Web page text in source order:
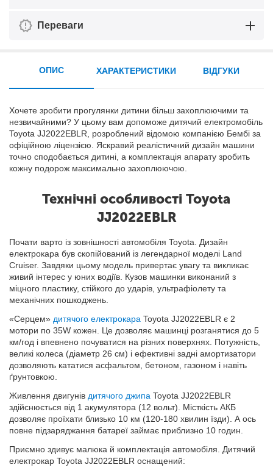
Переваги
ОПИС
Хочете зробити прогулянки дитини більш захоплюючими та
незвичайними? У цьому вам допоможе дитячий електромобіль
Toyota JJ2022EBLR, розроблений відомою компанією Бембі за
офіційною ліцензією. Яскравий реалістичний дизайн машини
точно сподобається дитині, а комплектація апарату зробить
кожну подорож максимально захоплюючою.
Технічні особливості Toyota
JJ2022EBLR
Почати варто із зовнішності автомобіля Toyota. Дизайн
електрокара був скопійований із легендарної моделі Land
Cruiser. Завдяки цьому модель привертає увагу та викликає
живий інтерес у юних водіїв. Кузов машинки виконаний з
міцного пластику, стійкого до ударів, ультрафіолету та
механічних пошкоджень.
«Серцем» дитячого електрокара Toyota JJ2022EBLR є 2
мотори по 35W кожен. Це дозволяє машинці розганятися до 5
км/год і впевнено почуватися на різних поверхнях. Потужність,
великі колеса (діаметр 26 см) і ефективні задні амортизатори
дозволяють кататися асфальтом, бетоном, газоном і навіть
ґрунтовкою.
Живлення двигунів дитячого джипа Toyota JJ2022EBLR
здійснюється від 1 акумулятора (12 вольт). Місткість АКБ
дозволяє проїхати близько 10 км (120-180 хвилин їзди). А ось
повне підзаряджання батареї займає приблизно 10 годин.
Приємно здивує малюка й комплектація автомобіля. Дитячий
електрокар Toyota JJ2022EBLR оснащений:
ХАРАКТЕРИСТИКИ ВІДГУКИ